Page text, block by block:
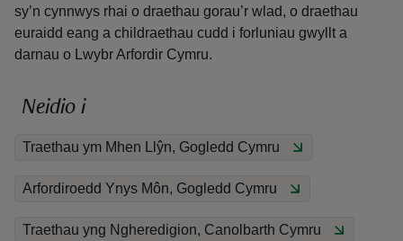
sy’n cynnwys rhai o draethau gorau’r wlad, o draethau
euraidd eang a childraethau cudd i forluniau gwyllt a
darnau o Lwybr Arfordir Cymru.
Neidio i
Traethau ym Mhen Llŷn, Gogledd Cymru
Arfordiroedd Ynys Môn, Gogledd Cymru
Traethau yng Ngheredigion, Canolbarth Cymru